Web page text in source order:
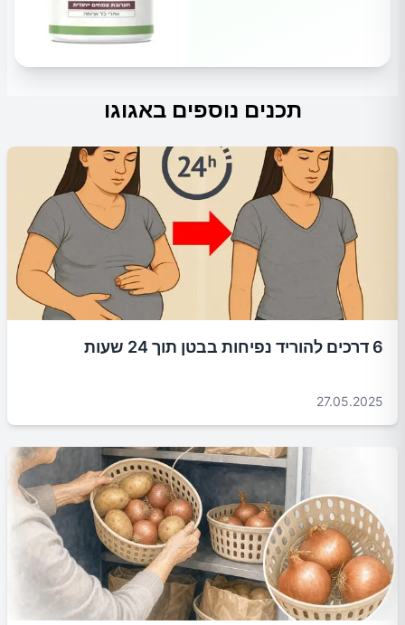
תכנים נוספים באגוגו
6 דרכים להוריד נפיחות בבטן תוך 24 שעות
27.05.2025